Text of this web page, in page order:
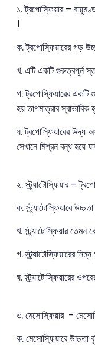
১. ট্রপোস্ফিয়ার –
।
ক. ট্রপোস্ফিয়ারের গড়
খ. এটি একটি গুরুত্বপূর্ন
গ. ট্রপোস্ফিয়ারের একটি
হয় তাপমাত্রার
ঘ. ট্রপোস্ফিয়ারের উদ্ধ
সেখানে মিশ্রন বন্ধ হয়ে
২. স্ট্র্যাটোস্ফিয়ার –
ক. স্ট্র্যাটোস্ফিয়ারে
খ. স্ট্র্যাটোস্ফিয়ার
গ. স্ট্র্যাটোস্ফিয়ারের
ঘ. স্ট্র্যাটোস্ফিয়ারের
৩. মেসোস্ফিয়ার -
ক. মেসোস্ফিয়ারে উচ্চতা